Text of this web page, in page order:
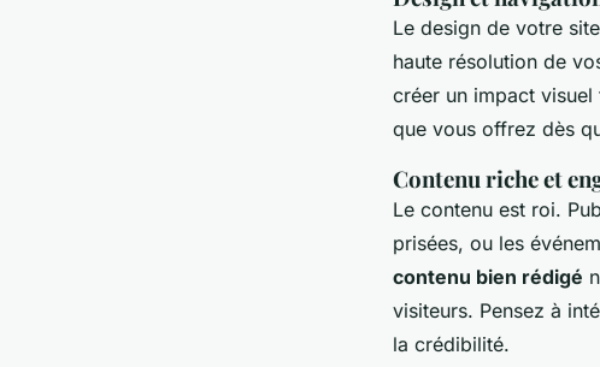
Le design de votre
haute résolution de
créer un impact visuel
que vous offrez dès
Contenu riche et
Le contenu est roi.
prisées, ou les
contenu bien rédigé
visiteurs. Pensez à
la crédibilité.